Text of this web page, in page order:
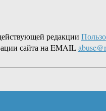
редакции
сайта на EMAIL